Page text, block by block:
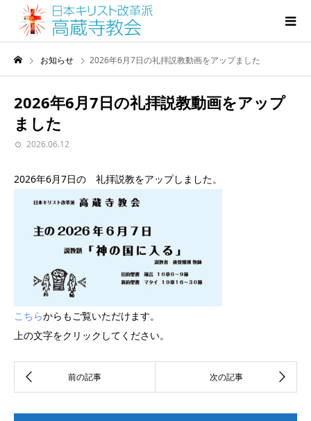
お知らせ 2026年6月7日の礼拝説教動画をアップました
2026年6月7日の礼拝説教動画をアップ
ました
2026.06.12
2026年6月7日の 礼拝説教をアップしました。
こちらからもご覧いただけます。
上の文字をクリックしてください。